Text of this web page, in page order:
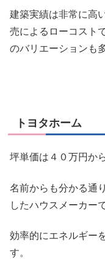
建築実績は非常に高
売によるローコスト
のバリエーションも
トヨタホーム
坪単価は４０万円か
名前からも分かる通
したハウスメーカー
効率的にエネルギー
す。